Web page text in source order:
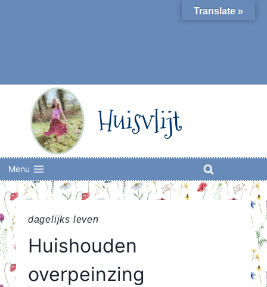
Huisvlijt
Menu
dagelijks leven
Huishouden
overpeinzing
Translate »